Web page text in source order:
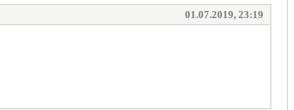
01.07.2019, 23:19